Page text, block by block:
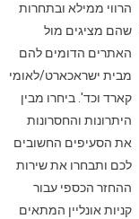
הרווי ממילא ובתחרות
שהם מציגים מול
האתרים הדומים להם
מבית ישראכארט/לאומי
קארד וכד'. ביחרו מבין
היתרונות והחסרונות
את הסעיפים החשובים
לכם ותבחרו את שירות
ההחזר הכספי עבור
קניות אונליין המתאים